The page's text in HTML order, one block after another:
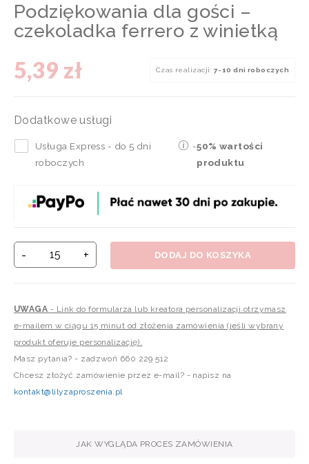
Podziękowania dla gości –
czekoladka ferrero z winietką
5,39 zł Czas realizacji: 7-10 dni roboczych
Dodatkowe usługi
Usługa Express - do 5 dni
roboczych
-50% wartości
produktu
- + DODAJ DO KOSZYKA
UWAGA - Link do formularza lub kreatora personalizacji otrzymasz
e-mailem w ciągu 15 minut od złożenia zamówienia (jeśli wybrany
produkt oferuje personalizację).
Masz pytania? - zadzwoń 660 229 512
Chcesz złożyć zamówienie przez e-mail? - napisz na
kontakt@lilyzaproszenia.pl
JAK WYGLĄDA PROCES ZAMÓWIENIA